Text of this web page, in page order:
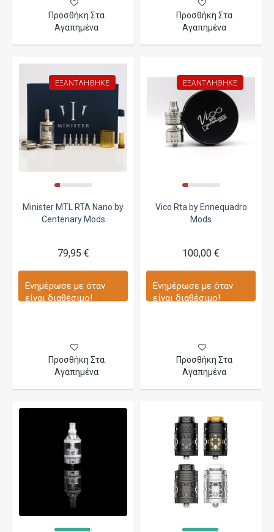
Προσθήκη Στα
Αγαπημένα
Προσθήκη Στα
Αγαπημένα
ΕΞΑΝΤΛΉΘΗΚΕ
Minister MTL RTA Nano by
Centenary Mods
79,95 €
Ενημέρωσε με όταν
είναι διαθέσιμο!
Προσθήκη Στα
Αγαπημένα
ΕΞΑΝΤΛΉΘΗΚΕ
Vico Rta by Ennequadro
Mods
100,00 €
Ενημέρωσε με όταν
είναι διαθέσιμο!
Προσθήκη Στα
Αγαπημένα